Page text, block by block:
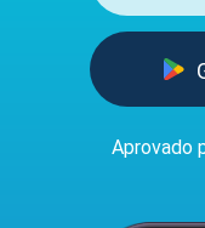
Aprovado